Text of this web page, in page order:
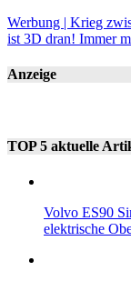
Werbung | Krieg
ist 3D dran! Immer
Anzeige
TOP 5 aktuelle
Volvo ES90
elektrische